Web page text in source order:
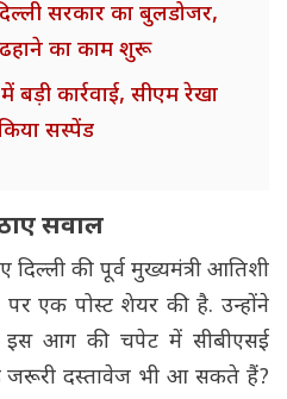
सरकार का बुलडोजर,
का काम शुरू
कार्रवाई, सीएम रेखा
सस्पेंड
सवाल
दिल्ली की पूर्व मुख्यमंत्री आतिशी
पर एक पोस्ट शेयर की है. उन्होंने
इस आग की चपेट में सीबीएसई
जरूरी दस्तावेज भी आ सकते हैं?